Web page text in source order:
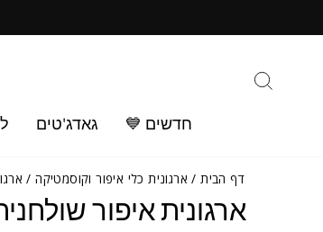
חדשים 💙 גאדג'טים
דף הבית/ ארגונית כלי איפור וקוסמטיקה /
ארגונית איפור